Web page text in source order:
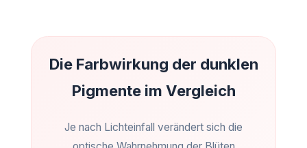
Die Farbwirkung der dunklen
Pigmente im Vergleich
Je nach Lichteinfall verändert sich die